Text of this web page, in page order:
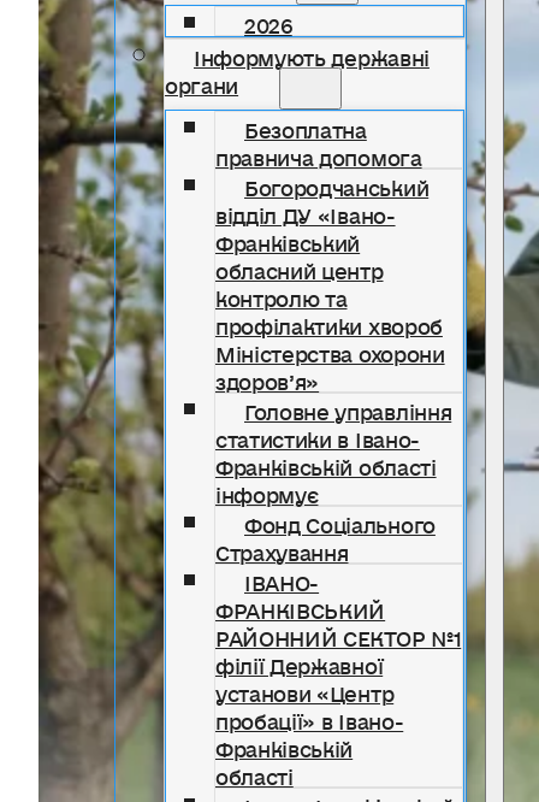
2026
Інформують державні
органи
Безоплатна
правнича допомога
Богородчанський
відділ ДУ «Івано-
Франківський
обласний центр
контролю та
профілактики хвороб
Міністерства охорони
здоров’я»
Головне управління
статистики в Івано-
Франківській області
інформує
Фонд Соціального
Страхування
ІВАНО-
ФРАНКІВСЬКИЙ
РАЙОННИЙ СЕКТОР №1
філії Державної
установи «Центр
пробації» в Івано-
Франківській
області